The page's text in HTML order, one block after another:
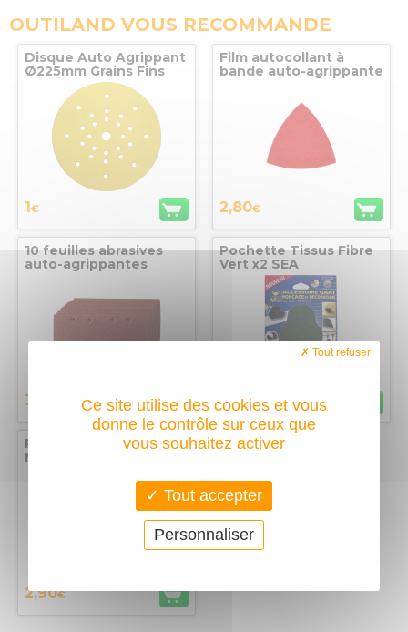
OUTILAND VOUS RECOMMANDE
Disque Auto Agrippant
Ø225mm Grains Fins
100 - 27 trous SEA
1€
Film autocollant à
bande auto-agrippante
2,80€
10 feuilles abrasives
auto-agrippantes
93x190mm Grain 120
3,50
Pochette Tissus Fibre
Vert x2 SEA
3,50€
Pochette de 2 Peaux
Mouton pour gant de
2,90€
Ce site utilise des cookies et vous
donne le contrôle sur ceux que
vous souhaitez activer
Tout accepter
Tout refuser
Personnaliser